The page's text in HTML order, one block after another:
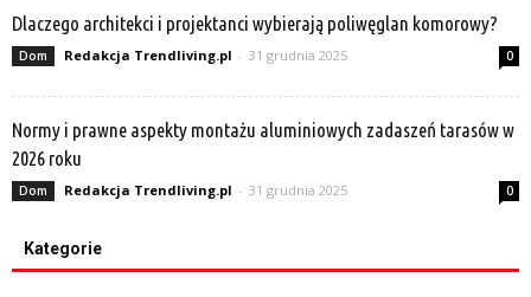
Dlaczego architekci i projektanci wybierają poliwęglan komorowy?
Dom Redakcja Trendliving.pl - 31 grudnia 2025 0
Normy i prawne aspekty montażu aluminiowych zadaszeń tarasów w
2026 roku
Dom Redakcja Trendliving.pl - 31 grudnia 2025 0
Kategorie